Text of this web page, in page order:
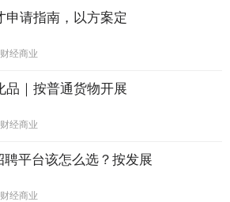
申请指南，以方案定
财经商业
品｜按普通货物开展
财经商业
平台该怎么选？按发展
财经商业